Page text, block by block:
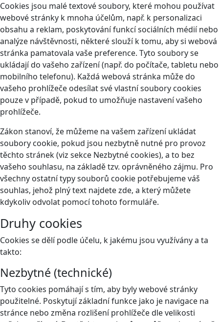
Cookies jsou malé textové soubory, které mohou používat
webové stránky k mnoha účelům, např. k personalizaci
obsahu a reklam, poskytování funkcí sociálních médií nebo
analýze návštěvnosti, některé slouží k tomu, aby si webová
stránka pamatovala vaše preference. Tyto soubory se
ukládají do vašeho zařízení (např. do počítače, tabletu nebo
mobilního telefonu). Každá webová stránka může do
vašeho prohlížeče odesílat své vlastní soubory cookies
pouze v případě, pokud to umožňuje nastavení vašeho
prohlížeče.
Zákon stanoví, že můžeme na vašem zařízení ukládat
soubory cookie, pokud jsou nezbytně nutné pro provoz
těchto stránek (viz sekce Nezbytné cookies), a to bez
vašeho souhlasu, na základě tzv. oprávněného zájmu. Pro
všechny ostatní typy souborů cookie potřebujeme váš
souhlas, jehož plný text najdetezde, a který můžete
kdykoliv odvolat pomocí tohoto formuláře.
Druhy cookies
Cookies se dělí podle účelu, k jakému jsou využívány a ta
takto:
Nezbytné (technické)
Tyto cookies pomáhají s tím, aby byly webové stránky
použitelné. Poskytují základní funkce jako je navigace na
stránce nebo změna rozlišení prohlížeče dle velikosti